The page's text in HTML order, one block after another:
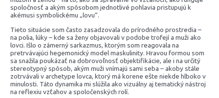
spoločnosť a akým spôsobom jednotlivé pohlavia pristupujú k
akémusi symbolickému „lovu“.
Tieto situácie som často zasadzovala do prírodného prostredia –
na polia, lúky – kde sa ženy objavovali v podobe trofejí a muži ako
lovci. Išlo o zámerný sarkazmus, ktorým som reagovala na
pretrvávajúci hegemonický model maskulinity. Hravou formou som
sa snažila poukázať na dobrovoľnosť objektifikácie, ale i na určitý
stereotypný spôsob, akým muži vnímajú sami seba – akoby stále
zotrvávali v archetype lovca, ktorý má korene ešte niekde hlboko v
minulosti. Táto dynamika mi slúžila ako vizuálny aj tematický nástroj
na reflexiu vzťahov a spoločenských rolí.